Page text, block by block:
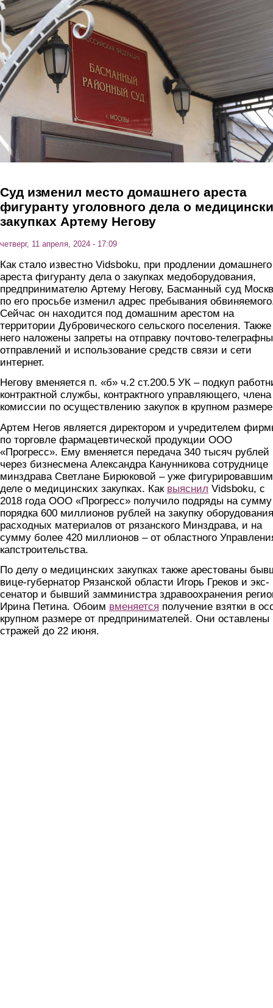
Перейти к основному содержанию
Суд изменил место домашнего ареста
фигуранту уголовного дела о
закупках Артему Негову
четверг, 11 апреля, 2024 - 17:09
Как стало известно Vidsboku, при продлении домашнего
ареста фигуранту дела о закупках медоборудования,
предпринимателю Артему Негову, Басманный суд
по его просьбе изменил адрес пребывания
Сейчас он находится под домашним арестом на
территории Дубровического сельского поселения.
него наложены запреты на отправку почтово-
отправлений и использование средств связи и сети
интернет.
Негову вменяется п. «б» ч.2 ст.200.5 УК – подкуп
контрактной службы, контрактного управляющего, члена
комиссии по осуществлению закупок в крупном
Артем Негов является директором и учредителем
по торговле фармацевтической продукции ООО
«Прогресс». Ему вменяется передача 340 тысяч рублей
через бизнесмена Александра Канунникова сотруднице
минздрава Светлане Бирюковой – уже
деле о медицинских закупках. Как выяснил Vidsboku, с
2018 года ООО «Прогресс» получило подряды на сумму
порядка 600 миллионов рублей на закупку
расходных материалов от рязанского Минздрава, и на
сумму более 420 миллионов – от областного
капстроительства.
По делу о медицинских закупках также арестованы
вице-губернатор Рязанской области Игорь Греков и экс-
сенатор и бывший замминистра здравоохранения
Ирина Петина. Обоим вменяется получение взятки в
крупном размере от предпринимателей. Они оставлены
стражей до 22 июня.